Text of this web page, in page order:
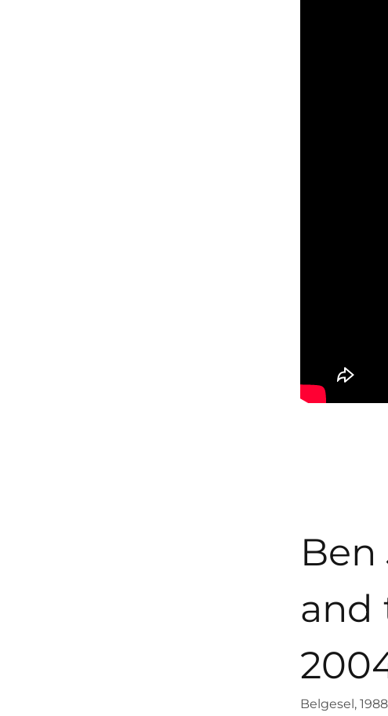
Ben
and
Belgesel,